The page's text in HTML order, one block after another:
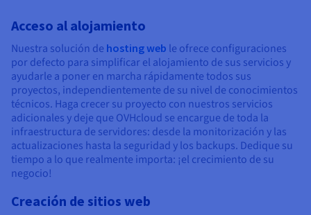
Acceso al alojamiento
Nuestra solución de hosting web le ofrece configuraciones
por defecto para simplificar el alojamiento de sus servicios y
ayudarle a poner en marcha rápidamente todos sus
proyectos, independientemente de su nivel de conocimientos
técnicos. Haga crecer su proyecto con nuestros servicios
adicionales y deje que OVHcloud se encargue de toda la
infraestructura de servidores: desde la monitorización y las
actualizaciones hasta la seguridad y los backups. Dedique su
tiempo a lo que realmente importa: ¡el crecimiento de su
negocio!
Creación de sitios web